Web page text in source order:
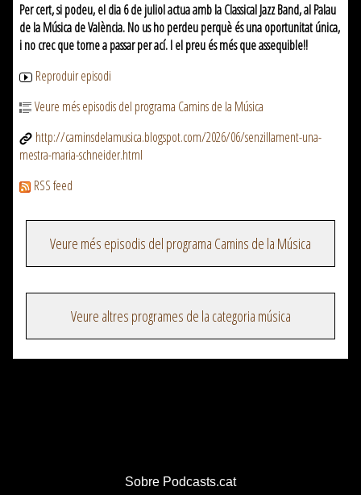
Per cert, si podeu, el dia 6 de juliol actua amb la Classical Jazz Band, al Palau
de la Música de València. No us ho perdeu perquè és una oportunitat única,
i no crec que torne a passar per ací. I el preu és més que assequible!!
Reproduir episodi
Veure més episodis del programa Camins de la Música
http://caminsdelamusica.blogspot.com/2026/06/senzillament-una-
mestra-maria-schneider.html
RSS feed
Veure més episodis del programa Camins de la Música
Veure altres programes de la categoria música
Sobre Podcasts.cat